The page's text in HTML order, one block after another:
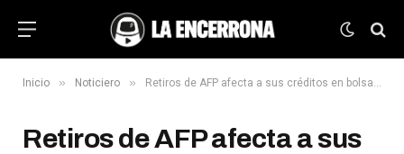
Inicio » Noticiero » Retiros de AFP afecta a sus créditos en bolsa | Globalnomics | CanalYA
Retiros de AFP afecta a sus